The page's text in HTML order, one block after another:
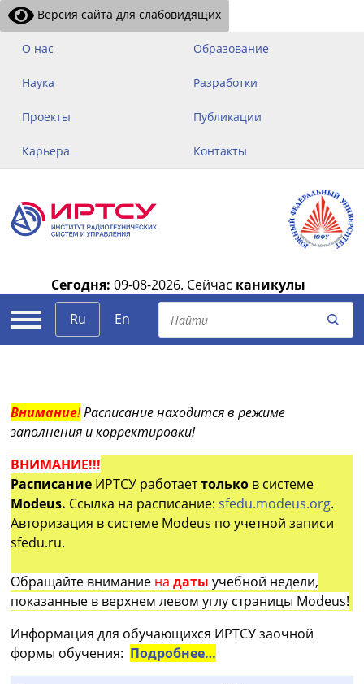
Версия сайта для слабовидящих
О нас Образование
Наука Разработки
Проекты Публикации
Карьера Контакты
Сегодня: 09-08-2026. Сейчас каникулы
Ru
En
Внимание!Расписание находится в режиме
заполнения и корректировки!
ВНИМАНИЕ!!!
Расписание ИРТСУ работаеттолько в системе
Modeus. Ссылка на расписание:sfedu.modeus.org.
Авторизация в системе Modeus по учетной записи
sfedu.ru.
Обращайте внимание на датыучебной недели,
показанные в верхнем левом углу страницы Modeus!
Информация для обучающихся ИРТСУ заочной
формы обучения: Подробнее…